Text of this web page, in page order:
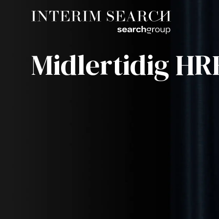
Midlertidig